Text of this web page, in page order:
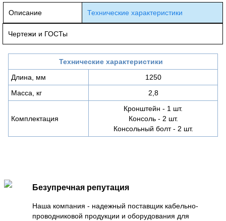
Описание Технические характеристики
Чертежи и ГОСТы
Технические характеристики
Длина, мм
1250
Масса, кг
2,8
Комплектация
Кронштейн - 1 шт.
Консоль - 2 шт.
Консольный болт - 2 шт.
Безупречная репутация
Наша компания - надежный поставщик кабельно-
проводниковой продукции и оборудования для